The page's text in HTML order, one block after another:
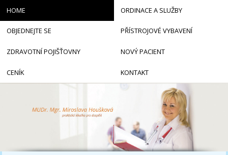
HOME ORDINACE A SLUŽBY
OBJEDNEJTE SE PŘÍSTROJOVÉ VYBAVENÍ
ZDRAVOTNÍ POJIŠŤOVNY NOVÝ PACIENT
CENÍK KONTAKT